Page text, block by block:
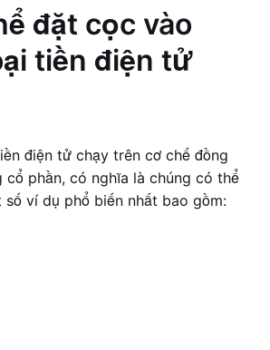
đặt cọc vào
tiền điện tử
điện tử chạy trên cơ chế đồng
cổ phần, có nghĩa là chúng có thể
ví dụ phổ biến nhất bao gồm: